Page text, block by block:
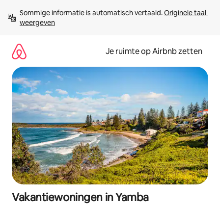
direct
naar
Sommige informatie is automatisch vertaald. Originele taal
weergeven
Je ruimte op Airbnb zetten
Vakantiewoningen in Yamba